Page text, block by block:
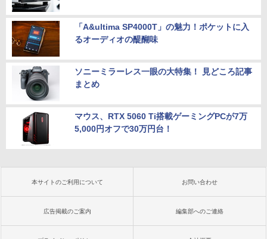
「A&ultima SP4000T」の魅力！ポケットに入
るオーディオの醍醐味
ソニーミラーレス一眼の大特集！ 見どころ記事
まとめ
マウス、RTX 5060 Ti搭載ゲーミングPCが7万
5,000円オフで30万円台！
本サイトのご利用について お問い合わせ
広告掲載のご案内 編集部へのご連絡